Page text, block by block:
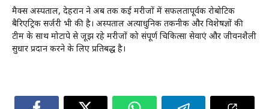
मैक्स अस्पताल, देहरादून ने अब तक कई मरीजों में सफलतापूर्वक रोबोटिक
बैरिएट्रिक सर्जरी भी की है। अस्पताल अत्याधुनिक तकनीक और विशेषज्ञों की
टीम के साथ मोटापे से जूझ रहे मरीजों को संपूर्ण चिकित्सा सेवाएं और जीवनशैली
सुधार प्रदान करने के लिए प्रतिबद्ध है।